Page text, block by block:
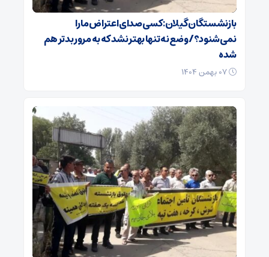
بازنشستگان گیلان: کسی صدای اعتراض ما را
نمی‌شنود؟/ وضع نه تنها بهتر نشد که به مرور بدتر هم
شده